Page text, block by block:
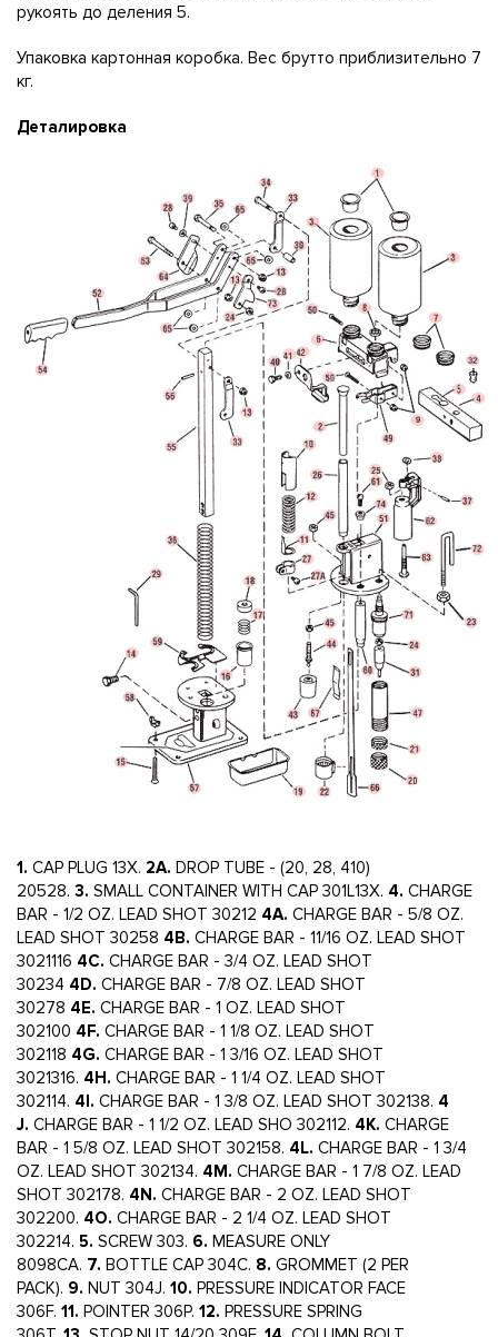
рукоять до деления 5.
Упаковка картонная коробка. Вес брутто приблизительно 7
кг.
Деталировка
1. CAP PLUG 13X. 2A. DROP TUBE - (20, 28, 410)
20528. 3. SMALL CONTAINER WITH CAP 301L13X. 4. CHARGE
BAR - 1/2 OZ. LEAD SHOT 30212 4A. CHARGE BAR - 5/8 OZ.
LEAD SHOT 30258 4B. CHARGE BAR - 11/16 OZ. LEAD SHOT
3021116 4C. CHARGE BAR - 3/4 OZ. LEAD SHOT
30234 4D. CHARGE BAR - 7/8 OZ. LEAD SHOT
30278 4E. CHARGE BAR - 1 OZ. LEAD SHOT
302100 4F. CHARGE BAR - 1 1/8 OZ. LEAD SHOT
302118 4G. CHARGE BAR - 1 3/16 OZ. LEAD SHOT
3021316. 4H. CHARGE BAR - 1 1/4 OZ. LEAD SHOT
302114. 4I. CHARGE BAR - 1 3/8 OZ. LEAD SHOT 302138. 4
J. CHARGE BAR - 1 1/2 OZ. LEAD SHO 302112. 4K. CHARGE
BAR - 1 5/8 OZ. LEAD SHOT 302158. 4L. CHARGE BAR - 1 3/4
OZ. LEAD SHOT 302134. 4M. CHARGE BAR - 1 7/8 OZ. LEAD
SHOT 302178. 4N. CHARGE BAR - 2 OZ. LEAD SHOT
302200. 4O. CHARGE BAR - 2 1/4 OZ. LEAD SHOT
302214. 5. SCREW 303. 6. MEASURE ONLY
8098CA. 7. BOTTLE CAP 304C. 8. GROMMET (2 PER
PACK). 9. NUT 304J. 10. PRESSURE INDICATOR FACE
306F. 11. POINTER 306P. 12. PRESSURE SPRING